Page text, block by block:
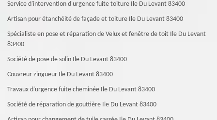
Service d'intervention d'urgence fuite toiture Ile Du Levant 83400
Artisan pour étanchéité de façade et toiture Ile Du Levant 83400
Spécialiste en pose et réparation de Velux et fenêtre de toit Ile Du Levant
83400
Société de pose de solin Ile Du Levant 83400
Couvreur zingueur Ile Du Levant 83400
Travaux d'urgence fuite cheminée Ile Du Levant 83400
Société de réparation de gouttière Ile Du Levant 83400